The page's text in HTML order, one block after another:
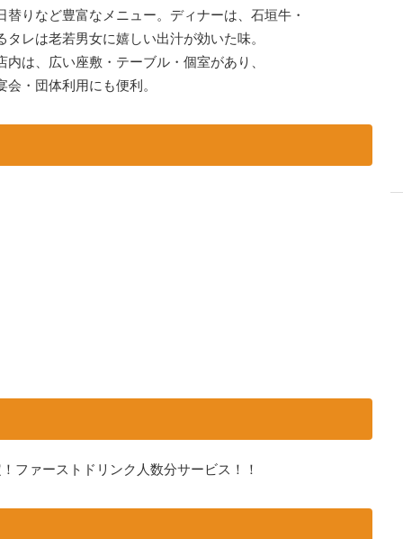
りなど豊富なメニュー。ディナーは、石垣牛・
レは老若男女に嬉しい出汁が効いた味。
は、広い座敷・テーブル・個室があり、
・団体利用にも便利。
ファーストドリンク人数分サービス！！